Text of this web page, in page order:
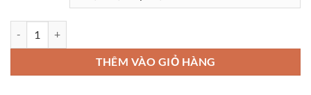
THÊM VÀO GIỎ HÀNG